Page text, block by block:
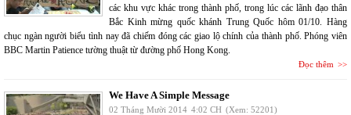
các khu vực khác trong thành phố, trong lúc các lãnh đạo thân
Bắc Kinh mừng quốc khánh Trung Quốc hôm 01/10. Hàng
chục ngàn người biểu tình nay đã chiếm đóng các giao lộ chính của thành phố. Phóng viên
BBC Martin Patience tường thuật từ đường phố Hong Kong.
Đọc thêm
We Have A Simple Message
02 Tháng Mười 2014 4:02 CH (Xem: 52201)